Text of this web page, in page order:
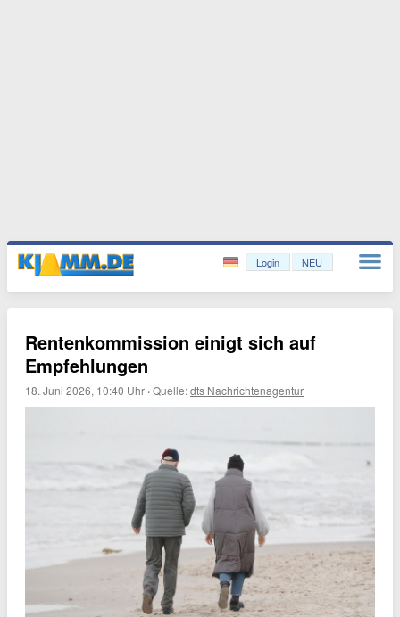
Login NEU
Rentenkommission einigt sich auf
Empfehlungen
18. Juni 2026, 10:40 Uhr ·Quelle:dts Nachrichtenagentur